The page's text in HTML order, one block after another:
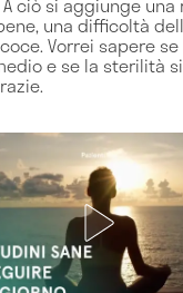
una difficoltà
Vorrei sapere
e se la sterilità